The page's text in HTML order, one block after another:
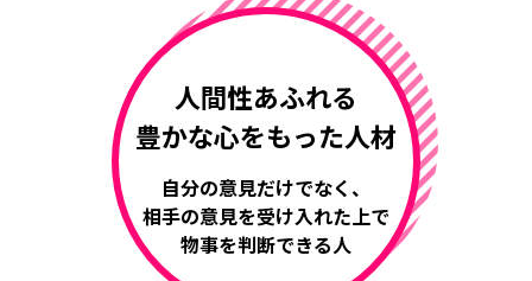
人間性あふれる
豊かな心をもった人材
自分の意見だけでなく、
相手の意見を受け入れた上で
物事を判断できる人